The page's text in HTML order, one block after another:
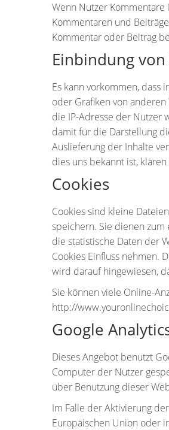
Wenn Nutzer
Kommentaren und
Kommentar oder Beitrag
Einbindung
Es kann vorkommen, dass
oder Grafiken von
die IP-Adresse der Nutzer
damit für die Darstellung
Auslieferung der Inhalte
dies uns bekannt ist,
Cookies
Cookies sind kleine
speichern. Sie dienen
die statistische Daten der
Cookies Einfluss nehmen.
wird darauf hingewiesen,
Sie können viele Online-
http://
Google
Dieses Angebot benutzt
Computer der Nutzer
über Benutzung dieser
Im Falle der Aktivierung
Europäischen Union oder